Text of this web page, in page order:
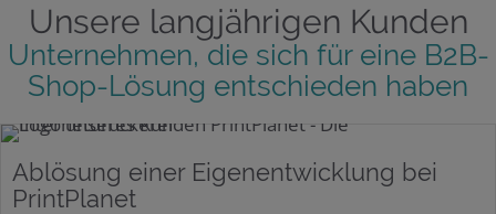
Unsere langjährigen Kunden
Unternehmen, die sich für eine B2B-
Shop-Lösung entschieden haben
Ablösung einer Eigenentwicklung bei
PrintPlanet